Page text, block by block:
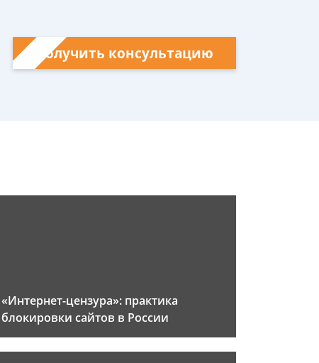
Получить консультацию
«Интернет-цензура»: практика
блокировки сайтов в России